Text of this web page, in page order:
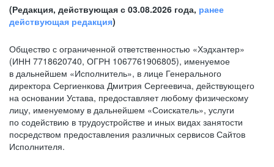
(Редакция, действующая с 03.08.2026 года, ранее
действующая редакция)
Общество с ограниченной ответственностью «Хэдхантер»
(ИНН 7718620740, ОГРН 1067761906805), именуемое
в дальнейшем «Исполнитель», в лице Генерального
директора Сергиенкова Дмитрия Сергеевича, действующего
на основании Устава, предоставляет любому физическому
лицу, именуемому в дальнейшем «Соискатель», услуги
по содействию в трудоустройстве и иных видах занятости
посредством предоставления различных сервисов Сайтов
Исполнителя.